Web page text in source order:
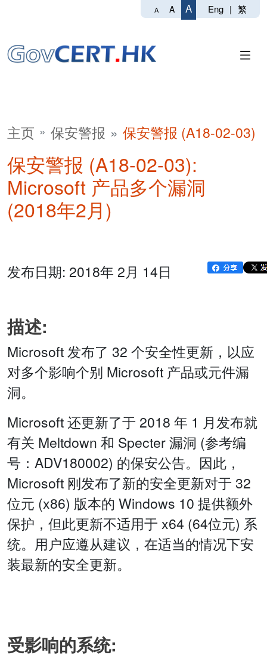
A A A Eng | 繁
主页 保安警报 保安警报 (A18-02-03)
保安警报 (A18-02-03):
Microsoft 产品多个漏洞
(2018年2月)
发布日期: 2018年 2月 14日
描述:
Microsoft 发布了 32 个安全性更新，以应
对多个影响个别 Microsoft 产品或元件漏
洞。
Microsoft 还更新了于 2018 年 1 月发布就
有关 Meltdown 和 Specter 漏洞 (参考编
号：ADV180002) 的保安公告。因此，
Microsoft 刚发布了新的安全更新对于 32
位元 (x86) 版本的 Windows 10 提供额外
保护，但此更新不适用于 x64 (64位元) 系
统。用户应遵从建议，在适当的情况下安
装最新的安全更新。
受影响的系统: